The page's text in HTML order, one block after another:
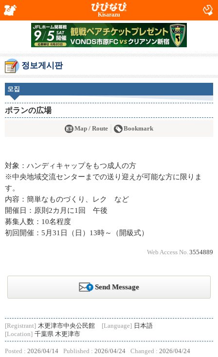
Kisarazu
정보게시판
모집
ポランの広場
Map / Route Bookmark
対象：ハンディキャップをもつ成人の方
※中央地域交流センターまでの送り迎えが可能な方に限りま
す。
内容：簡単なものづくり、レク など
開催日：原則2カ月に1回 午後
募集人数：10名程度
初回開催：5月31日（日）13時～（開級式）
Web Access No. 3554889
Send Message
[Registrant] 木更津市中央公民館 [Language] 日本語
[Location] 千葉県 木更津市
Posted : 2026/04/14 Published : 2026/04/24 Changed : 2026/04/24